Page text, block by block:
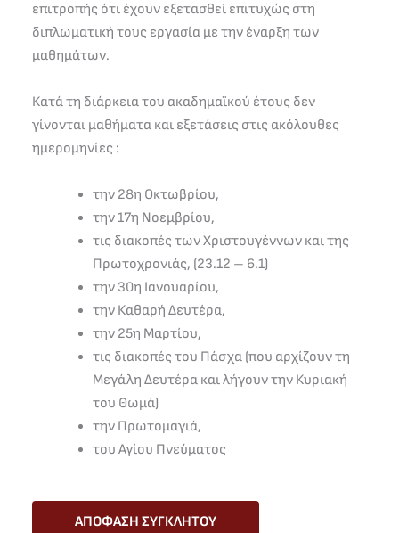
επιτροπής ότι έχουν εξετασθεί επιτυχώς στη
διπλωματική τους εργασία με την έναρξη των
μαθημάτων.
Κατά τη διάρκεια του ακαδημαϊκού έτους δεν
γίνονται μαθήματα και εξετάσεις στις ακόλουθες
ημερομηνίες :
την 28η Οκτωβρίου,
την 17η Νοεμβρίου,
τις διακοπές των Χριστουγέννων και της
Πρωτοχρονιάς, (23.12 – 6.1)
την 30η Ιανουαρίου,
την Καθαρή Δευτέρα,
την 25η Μαρτίου,
τις διακοπές του Πάσχα (που αρχίζουν τη
Μεγάλη Δευτέρα και λήγουν την Κυριακή
του Θωμά)
την Πρωτομαγιά,
του Αγίου Πνεύματος
ΑΠΟΦΑΣΗ ΣΥΓΚΛΗΤΟΥ